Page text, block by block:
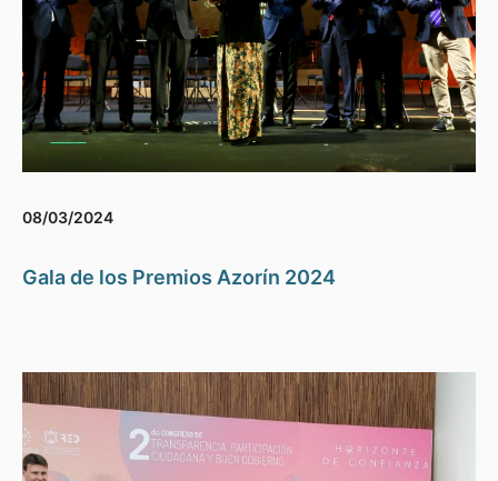
08/03/2024
Gala de los Premios Azorín 2024